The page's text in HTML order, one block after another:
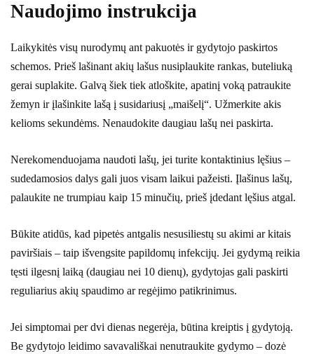
Naudojimo instrukcija
Laikykitės visų nurodymų ant pakuotės ir gydytojo paskirtos
schemos. Prieš lašinant akių lašus nusiplaukite rankas, buteliuką
gerai suplakite. Galvą šiek tiek atloškite, apatinį voką patraukite
žemyn ir įlašinkite lašą į susidariusį „maišelį“. Užmerkite akis
kelioms sekundėms. Nenaudokite daugiau lašų nei paskirta.
Nerekomenduojama naudoti lašų, jei turite kontaktinius lęšius –
sudedamosios dalys gali juos visam laikui pažeisti. Įlašinus lašų,
palaukite ne trumpiau kaip 15 minučių, prieš įdedant lęšius atgal.
Būkite atidūs, kad pipetės antgalis nesusiliestų su akimi ar kitais
paviršiais – taip išvengsite papildomų infekcijų. Jei gydymą reikia
tęsti ilgesnį laiką (daugiau nei 10 dienų), gydytojas gali paskirti
reguliarius akių spaudimo ar regėjimo patikrinimus.
Jei simptomai per dvi dienas negerėja, būtina kreiptis į gydytoją.
Be gydytojo leidimo savavališkai nenutraukite gydymo – dozė